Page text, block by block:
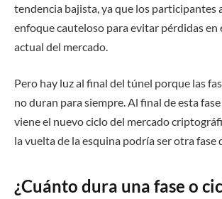
tendencia bajista, ya que los participantes
enfoque cauteloso para evitar pérdidas en
actual del mercado.
Pero hay luz al final del túnel porque las
no duran para siempre. Al final de esta
viene el nuevo ciclo del mercado
la vuelta de la esquina podría ser otra fase
¿Cuánto dura una fase o